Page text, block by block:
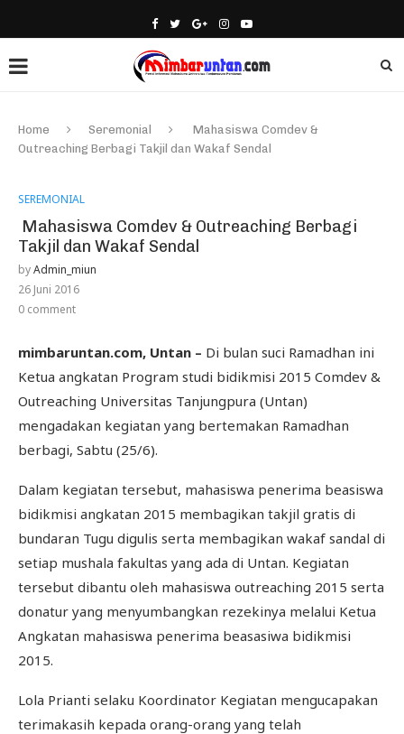
Home Seremonial
Mahasiswa Comdev &
Outreaching Berbagi Takjil dan Wakaf Sendal
SEREMONIAL
Mahasiswa Comdev & Outreaching Berbagi
Takjil dan Wakaf Sendal
byAdmin_miun
26 Juni 2016
0 comment
mimbaruntan.com, Untan – Di bulan suci Ramadhan ini
Ketua angkatan Program studi bidikmisi 2015 Comdev &
Outreaching Universitas Tanjungpura (Untan)
mengadakan kegiatan yang bertemakan Ramadhan
berbagi, Sabtu (25/6).
Dalam kegiatan tersebut, mahasiswa penerima beasiswa
bidikmisi angkatan 2015 membagikan takjil gratis di
bundaran Tugu digulis serta membagikan wakaf sandal di
setiap mushala fakultas yang ada di Untan. Kegiatan
tersebut dibantu oleh mahasiswa outreaching 2015 serta
donatur yang menyumbangkan rezekinya melalui Ketua
Angkatan mahasiswa penerima beasasiwa bidikmisi
2015.
Lola Prianti selaku Koordinator Kegiatan mengucapakan
terimakasih kepada orang-orang yang telah